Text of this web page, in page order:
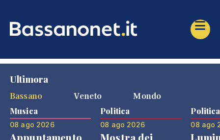
Ultimora
Bassano
Veneto Mondo
Musica
08 ago 2026
Appuntamento
Politica
08 ago 2026
Mostra dei
Politica
08 ago